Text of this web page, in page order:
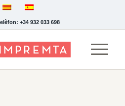
+34 932 033 698